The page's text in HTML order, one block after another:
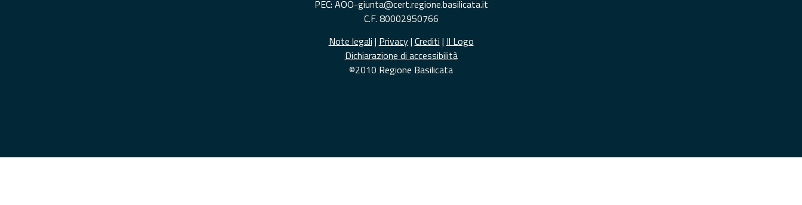
PEC: AOO-giunta@cert.regione.basilicata.it
C.F. 80002950766
Note legali | Privacy| Crediti | Il Logo
Dichiarazione di accessibilità
©2010 Regione Basilicata